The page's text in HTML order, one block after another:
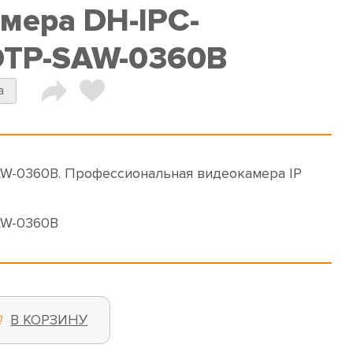
DH-IPC-
SAW-0360B
0360B. Профессиональная видеокамера IP
0360B
В КОРЗИНУ